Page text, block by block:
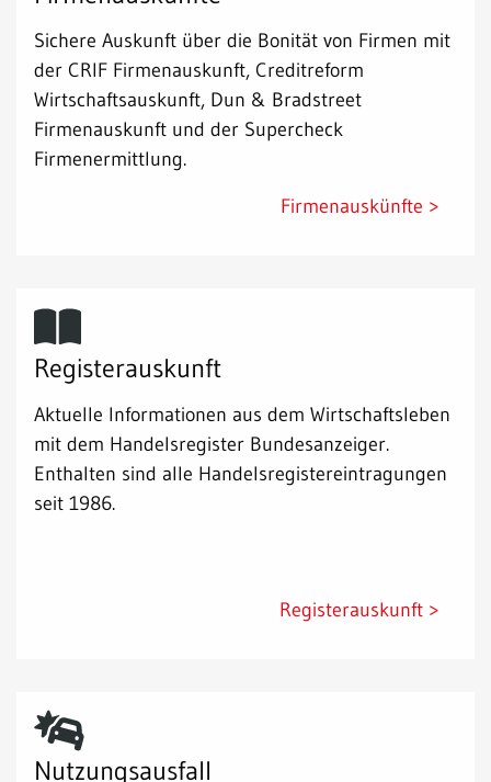
Sichere Auskunft über die Bonität von Firmen mit
der CRIF Firmenauskunft, Creditreform
Wirtschaftsauskunft, Dun & Bradstreet
Firmenauskunft und der Supercheck
Firmenermittlung.
Firmenauskünfte >
Registerauskunft
Aktuelle Informationen aus dem Wirtschaftsleben
mit dem Handelsregister Bundesanzeiger.
Enthalten sind alle Handelsregistereintragungen
seit 1986.
Registerauskunft >
Nutzungsausfall